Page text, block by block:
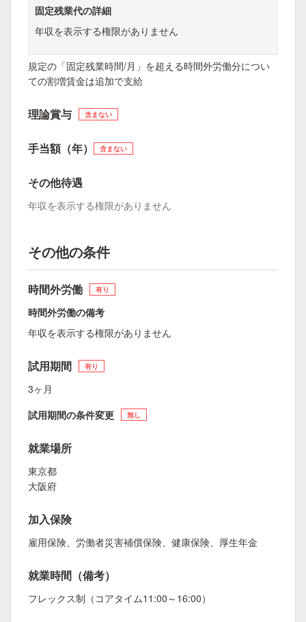
固定残業代の詳細
年収を表示する権限がありません
規定の「固定残業時間/月」を超える時間外労働分につい
ての割増賃金は追加で支給
理論賞与 含まない
手当額（年） 含まない
その他待遇
年収を表示する権限がありません
その他の条件
時間外労働 有り
時間外労働の備考
年収を表示する権限がありません
試用期間 有り
3ヶ月
試用期間の条件変更
無し
就業場所
東京都
大阪府
加入保険
雇用保険、労働者災害補償保険、健康保険、厚生年金
就業時間（備考）
フレックス制（コアタイム11:00～16:00）